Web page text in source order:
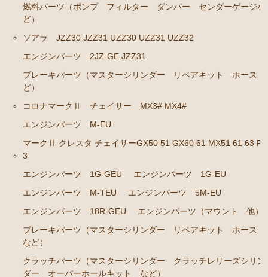
ステアリングパーツ（ピットマンアーム アイドラー
足回りパーツ（ベアリング ボールジョイント ブッ
燃料パーツ（ポンプ フィルター ダンパー センダ
駆動パーツ（センターサポートベアリング ドライブ
ラベル
クラウンGS130/G GS131 131H JZS131 133 135 MS135
137
エンジンパーツ 1UZ-FE
エンジンパーツ 7M-GE
エンジンパーツ 1JZ-GE JZS131 JZS130G
燃料パーツ（ポンプ フィルター ダンパー センダーゲージな
ど）
ソアラ JZZ30 JZZ31 UZZ30 UZZ31 UZZ32
エンジンパーツ 2JZ-GE JZZ31
ブレーキパーツ（マスターシリンダー リペアキット ホース
ど）
コロナマークⅡ チェイサー MX3# MX4#
エンジンパーツ M-EU
マークⅡ クレスタ チェイサーGX50 51 GX60 61 MX51 61 63
3
エンジンパーツ 1G-GEU
エンジンパーツ 1G-EU
エンジンパーツ M-TEU
エンジンパーツ 5M-EU
エンジンパーツ 18R-GEU
エンジンパーツ（マウント 他）
ブレーキパーツ（マスターシリンダー リペアキット ホース
など）
クラッチパーツ（マスターシリンダー クラッチレリーズシリン
ダー オーバーホールキット など）